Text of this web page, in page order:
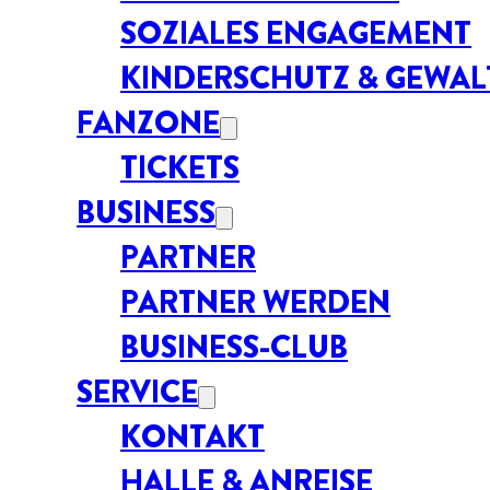
SOZIALES ENGAGEMENT
KINDERSCHUTZ &
FANZONE
TICKETS
BUSINESS
PARTNER
PARTNER WERDEN
BUSINESS-CLUB
SERVICE
KONTAKT